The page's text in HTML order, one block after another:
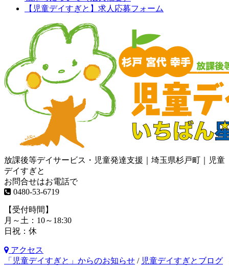
【児童デイすぎと】求人応募フォーム
放課後等デイサービス・児童発達支援｜埼玉県杉戸町｜児童
デイすぎと
お問合せはお電話で
0480-53-6719
【受付時間】
月～土：10～18:30
日祝：休
アクセス
「児童デイすぎと」からのお知らせ / 児童デイすぎとブログ